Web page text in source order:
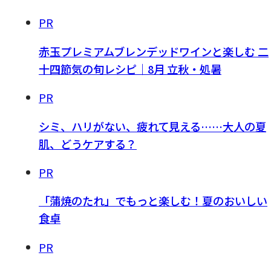
PR
赤玉プレミアムブレンデッドワインと楽しむ 二
十四節気の旬レシピ｜8月 立秋・処暑
PR
シミ、ハリがない、疲れて見える……大人の夏
肌、どうケアする？
PR
「蒲焼のたれ」でもっと楽しむ！夏のおいしい
食卓
PR